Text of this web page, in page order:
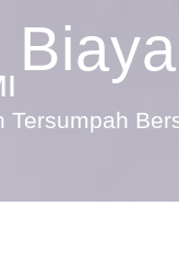
Tersumpah